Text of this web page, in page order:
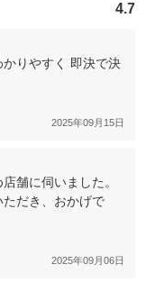
4.7
りやすく 即決で決
2025年09月15日
舗に伺いました。
だき、おかげで
2025年09月06日